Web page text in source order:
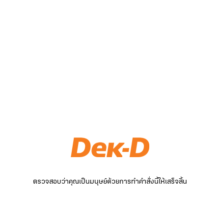
ตรวจสอบว่าคุณเป็นมนุษย์ด้วยการทำคำสั่งนี้ให้เสร็จสิ้น